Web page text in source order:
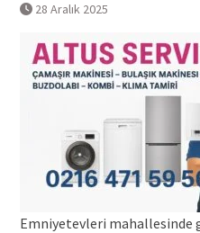
28 Aralık 2025
Emniyetevleri mahallesinde